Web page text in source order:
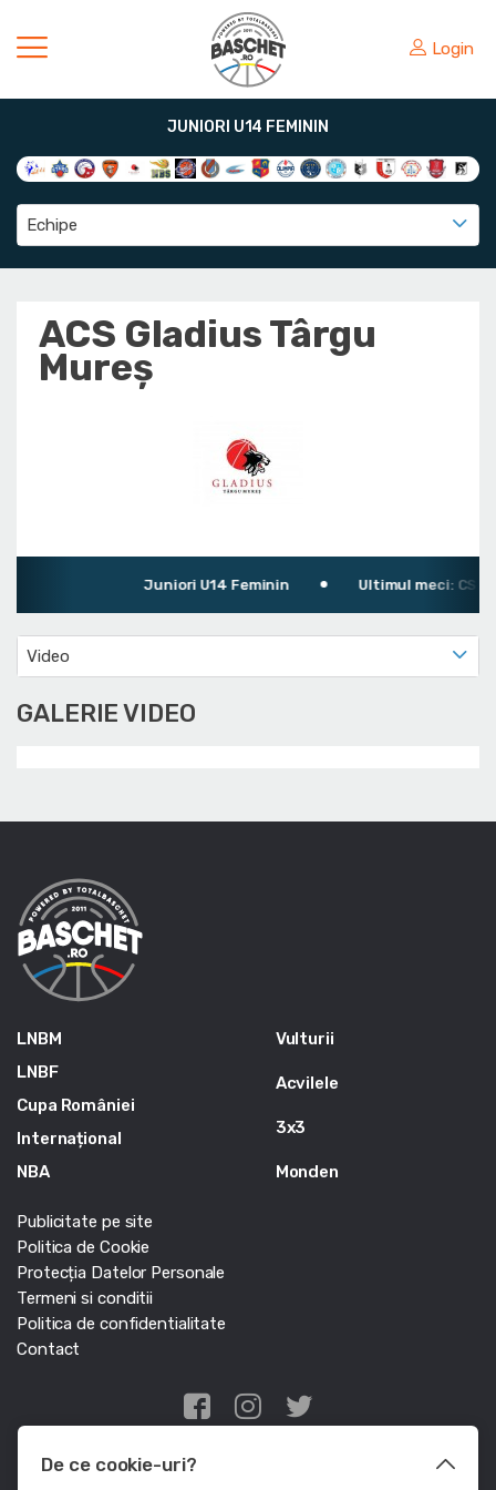
Login
JUNIORI U14 FEMININ
Echipe
ACS Gladius Târgu
Mureș
Juniori U14 Feminin Ultimul meci: CS
Video
GALERIE VIDEO
LNBM
LNBF
Cupa României
Internațional
NBA
Vulturii
Acvilele
3x3
Monden
Publicitate pe site
Politica de Cookie
Protecția Datelor Personale
Termeni si conditii
Politica de confidentialitate
Contact
Edris Digital Agency
De ce cookie-uri?